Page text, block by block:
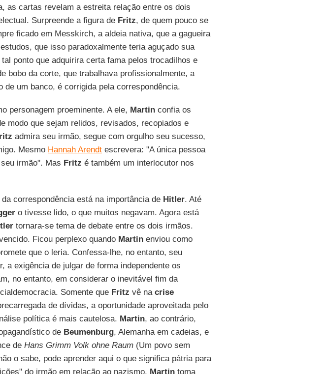
as cartas revelam a estreita relação entre os dois
Surpreende a figura de Fritz, de quem pouco se
ficado em Messkirch, a aldeia nativa, que a gagueira
que isso paradoxalmente teria aguçado sua
ponto que adquirira certa fama pelos trocadilhos e
bobo da corte, que trabalhava profissionalmente, a
de um banco, é corrigida pela correspondência.
personagem proeminente. A ele, Martinconfia os
modo que sejam relidos, revisados, recopiados e
admira seu irmão, segue com orgulho seu sucesso,
Mesmo Hannah Arendtescrevera: "A única pessoa
irmão". Mas Fritz é também um interlocutor nos
correspondência está na importância de Hitler. Até
o tivesse lido, o que muitos negavam. Agora está
tornara-se tema de debate entre os dois irmãos.
Ficou perplexo quando Martinenviou como
que o leria. Confessa-lhe, no entanto, seu
a exigência de julgar de forma independente os
no entanto, em considerar o inevitável fim da
Somente que Fritz vê na crise
de dívidas, a oportunidade aproveitada pelo
política é mais cautelosa. Martin, ao contrário,
de Beumenburg, Alemanha em cadeias, e
de Hans Grimm Volk ohne Raum(Um povo sem
o sabe, pode aprender aqui o que significa pátria para
do irmão em relação ao nazismo, Martintoma